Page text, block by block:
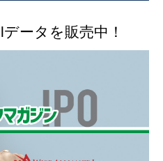
ータを販売中！